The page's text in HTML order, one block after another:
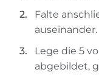
Falte
auseinander.
Lege die 5
abgebildet,